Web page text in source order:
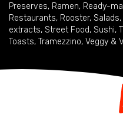
Preserves, Ramen, Ready-
Restaurants, Rooster, Salads,
extracts, Street Food, Sushi,
Toasts, Tramezzino, Veggy &